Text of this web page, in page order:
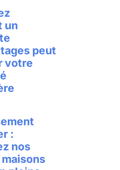
un
peut
votre
:
nos